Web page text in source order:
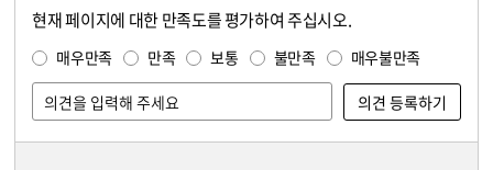
현재 페이지에 대한 만족도를 평가하여 주십시오.
매우만족 만족 보통 불만족 매우불만족